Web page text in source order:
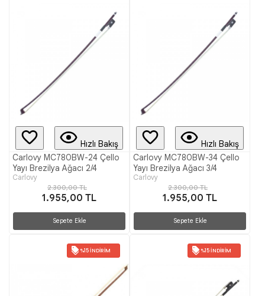
Hızlı Bakış
Carlovy MC780BW-24 Çello
Yayı Brezilya Ağacı 2/4
Carlovy
2.300,00 TL
1.955,00 TL
Sepete Ekle
Hızlı Bakış
Carlovy MC780BW-34 Çello
Yayı Brezilya Ağacı 3/4
Carlovy
2.300,00 TL
1.955,00 TL
Sepete Ekle
%15 İNDIRIM %15 İNDIRIM